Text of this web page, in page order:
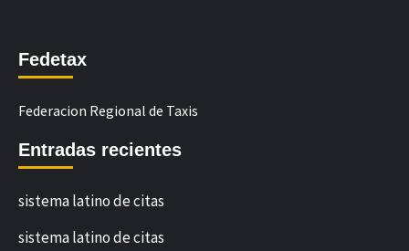
Fedetax
Federacion Regional de Taxis
Entradas recientes
sistema latino de citas
sistema latino de citas